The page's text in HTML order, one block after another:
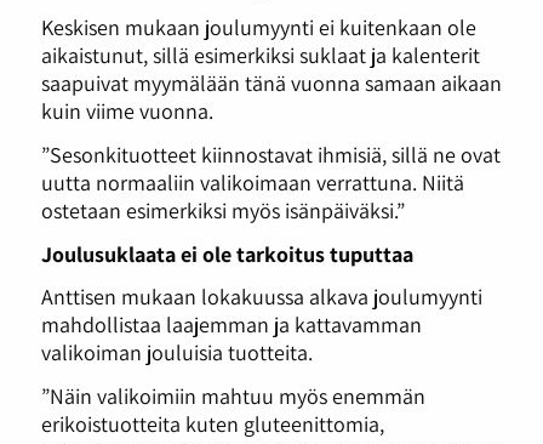
Keskisen mukaan joulumyynti ei kuitenkaan ole
aikaistunut, sillä esimerkiksi suklaat ja kalenterit
saapuivat myymälään tänä vuonna samaan aikaan
kuin viime vuonna.
”Sesonkituotteet kiinnostavat ihmisiä, sillä ne ovat
uutta normaaliin valikoimaan verrattuna. Niitä
ostetaan esimerkiksi myös isänpäiväksi.”
Joulusuklaata ei ole tarkoitus tuputtaa
Anttisen mukaan lokakuussa alkava joulumyynti
mahdollistaa laajemman ja kattavamman
valikoiman jouluisia tuotteita.
”Näin valikoimiin mahtuu myös enemmän
erikoistuotteita kuten gluteenittomia,